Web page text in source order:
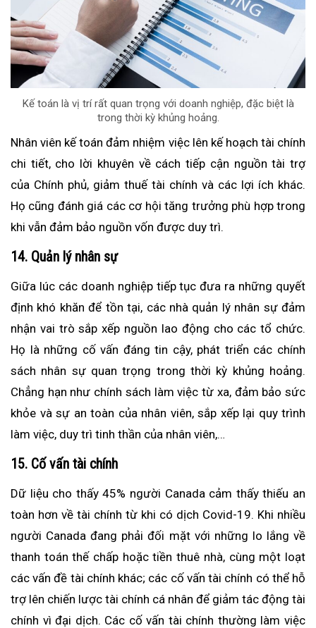
Kế toán là vị trí rất quan trọng với doanh nghiệp, đặc biệt là
trong thời kỳ khủng hoảng.
Nhân viên kế toán đảm nhiệm việc lên kế hoạch tài chính
chi tiết, cho lời khuyên về cách tiếp cận nguồn tài trợ
của Chính phủ, giảm thuế tài chính và các lợi ích khác.
Họ cũng đánh giá các cơ hội tăng trưởng phù hợp trong
khi vẫn đảm bảo nguồn vốn được duy trì.
14. Quản lý nhân sự
Giữa lúc các doanh nghiệp tiếp tục đưa ra những quyết
định khó khăn để tồn tại, các nhà quản lý nhân sự đảm
nhận vai trò sắp xếp nguồn lao động cho các tổ chức.
Họ là những cố vấn đáng tin cậy, phát triển các chính
sách nhân sự quan trọng trong thời kỳ khủng hoảng.
Chẳng hạn như chính sách làm việc từ xa, đảm bảo sức
khỏe và sự an toàn của nhân viên, sắp xếp lại quy trình
làm việc, duy trì tinh thần của nhân viên,…
15. Cố vấn tài chính
Dữ liệu cho thấy 45% người Canada cảm thấy thiếu an
toàn hơn về tài chính từ khi có dịch Covid-19. Khi nhiều
người Canada đang phải đối mặt với những lo lắng về
thanh toán thế chấp hoặc tiền thuê nhà, cùng một loạt
các vấn đề tài chính khác; các cố vấn tài chính có thể hỗ
trợ lên chiến lược tài chính cá nhân để giảm tác động tài
chính vì đại dịch. Các cố vấn tài chính thường làm việc